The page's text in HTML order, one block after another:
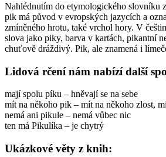
Nahlédnutím do etymologického slovníku
pik má původ v evropských jazycích a
zmíněného hrotu, také vrchol hory. V
slova jako piky, barva v kartách, pikantní
chuťově dráždivý. Pik, ale znamená i
Lidová rčení nám nabízí další
mají spolu píku – hněvají se na sebe
mít na někoho pik – mít na někoho zlost,
nemá ani pikule – nemá vůbec nic
ten má Pikulíka – je chytrý
Ukázkové věty z knih: